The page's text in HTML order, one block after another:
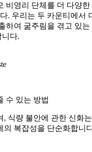
비영리 단체를 더 다양한
. 우리는 두 카운티에서
하여 굶주림을 겪고 있는
다.
수 있는 방법
, 식량 불안에 관한 신화는
의 복잡성을 단순화합니